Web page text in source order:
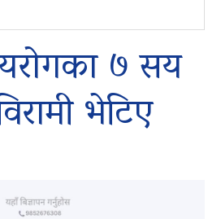
७ सय
भेटिए